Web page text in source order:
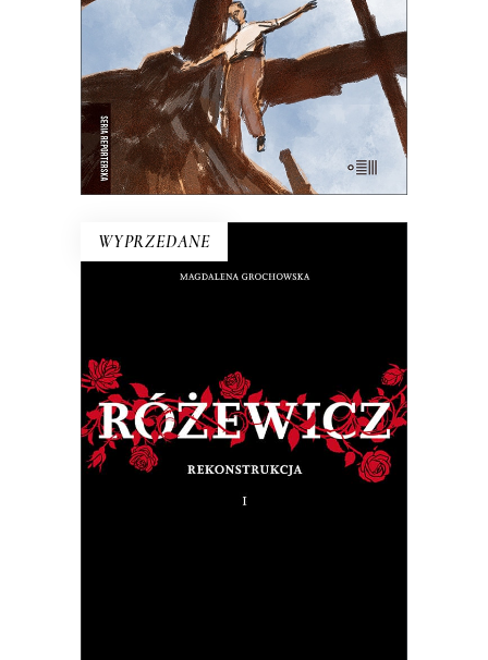
E-BOOK DO KOSZYKA
50.00zł 25.00zł
WYPRZEDANE
RÓŻEWICZ. REKONSTRUKCJA
(tom 1)
Na pytanie: „Kim jesteś?”, Tadeusz
Różewicz odpowiedział przed laty: „Kto
mnie uważnie czyta, ten wie”.